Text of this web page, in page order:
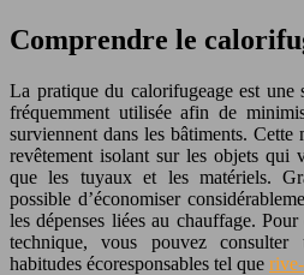
Comprendre le
La pratique du calorifugeage est une
fréquemment utilisée afin de
surviennent dans les bâtiments. Cette
revêtement isolant sur les objets qui
que les tuyaux et les matériels.
possible d’économiser
les dépenses liées au chauffage.
technique, vous pouvez
habitudes écoresponsables tel que